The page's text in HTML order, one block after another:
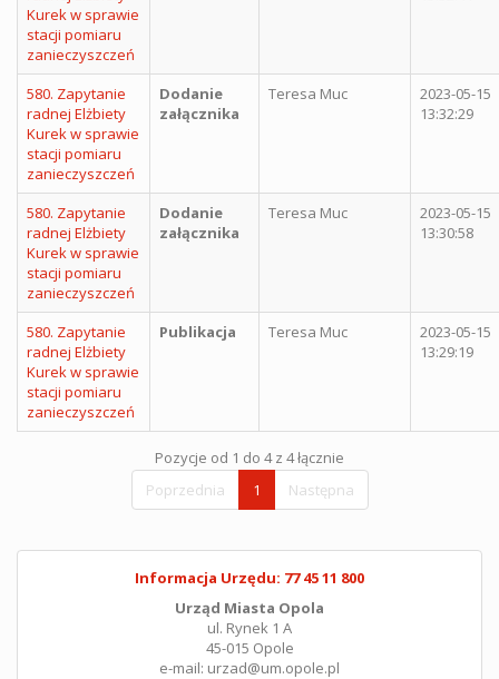
Kurek w sprawie
stacji pomiaru
zanieczyszczeń
580. Zapytanie
radnej Elżbiety
Kurek w sprawie
stacji pomiaru
zanieczyszczeń
Dodanie
załącznika
Teresa Muc
2023-05-15
13:32:29
580. Zapytanie
radnej Elżbiety
Kurek w sprawie
stacji pomiaru
zanieczyszczeń
Dodanie
załącznika
Teresa Muc
2023-05-15
13:30:58
580. Zapytanie
radnej Elżbiety
Kurek w sprawie
stacji pomiaru
zanieczyszczeń
Publikacja Teresa Muc
2023-05-15
13:29:19
Pozycje od 1 do 4 z 4 łącznie
Poprzednia
1 Następna
Informacja Urzędu: 77 45 11 800
Urząd Miasta Opola
ul. Rynek 1 A
45-015 Opole
e-mail: urzad@um.opole.pl